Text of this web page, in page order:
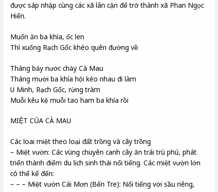
được sáp nhập cùng các xã lân cận để trở thành xã Phan Ngọc
Hiển.
Muốn ăn ba khía, ốc len
Thì xuống Rạch Gốc khéo quên đường về
Tháng bảy nước chảy Cà Mau
Tháng mười ba khía hội kéo nhau đi làm
U Minh, Rạch Gốc, rừng tràm
Muỗi kêu kệ muỗi tao ham ba khía rồi
MIỆT CỦA CÀ MAU
Các loai miệt theo loại đất trồng và cây trồng
– Miệt vườn: Các vùng chuyên canh cây ăn trái trù phú, phát
triển thành điểm du lịch sinh thái nổi tiếng. Các miệt vườn lớn
có thể kể đến:
– – – Miệt vườn Cái Mơn (Bến Tre): Nổi tiếng với sầu riêng,